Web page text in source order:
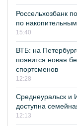
Россельхозбанк
по
15:40
ВТБ: на
появится новая
спортсменов
12:28
Среднеуральск и
доступна
12:13